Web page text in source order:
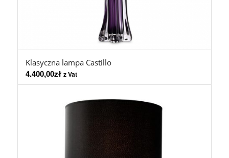
Klasyczna lampa Castillo
4.400,00zł z Vat